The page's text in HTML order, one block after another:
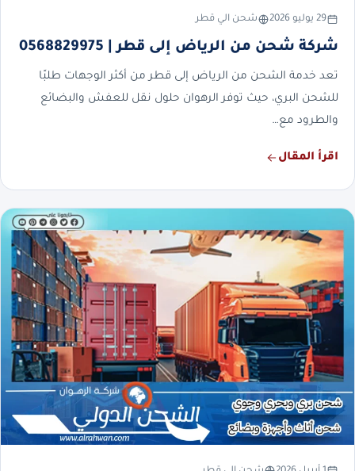
29 يوليو 2026 شحن الي قطر
شركة شحن من الرياض إلى قطر | 0568829975
تعد خدمة الشحن من الرياض إلى قطر من أكثر الوجهات طلبًا
للشحن البري، حيث توفر الرهوان حلول نقل للعفش والبضائع
والطرود مع…
اقرأ المقال